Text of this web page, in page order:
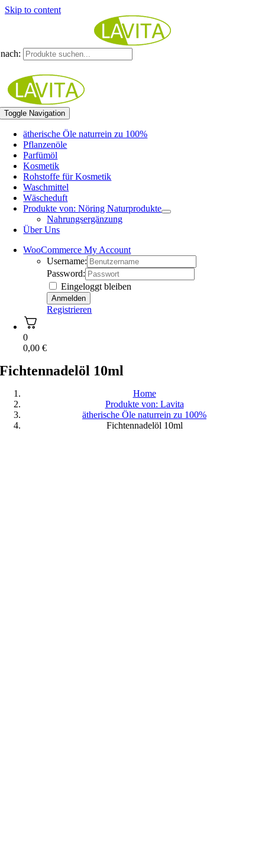
Skip to content
Toggle Navigation
ätherische Öle naturrein zu 100%
Pflanzenöle
Parfümöl
Kosmetik
Rohstoffe für Kosmetik
Waschmittel
Wäscheduft
Produkte von: Nöring Naturprodukte
Nahrungsergänzung
Über Uns
WooCommerce My Account
Username:
Password:
Eingeloggt bleiben
Registrieren
0
0,00€
Fichtennadelöl 10ml
Home
Produkte von: Lavita
ätherische Öle naturrein zu 100%
Fichtennadelöl 10ml